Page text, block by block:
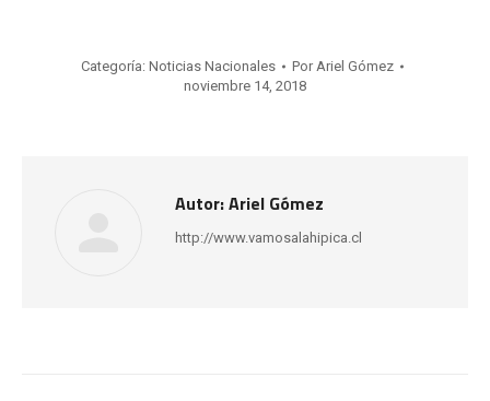
Categoría: Noticias Nacionales Por Ariel Gómez
noviembre 14, 2018
Autor:Ariel Gómez
http://www.vamosalahipica.cl